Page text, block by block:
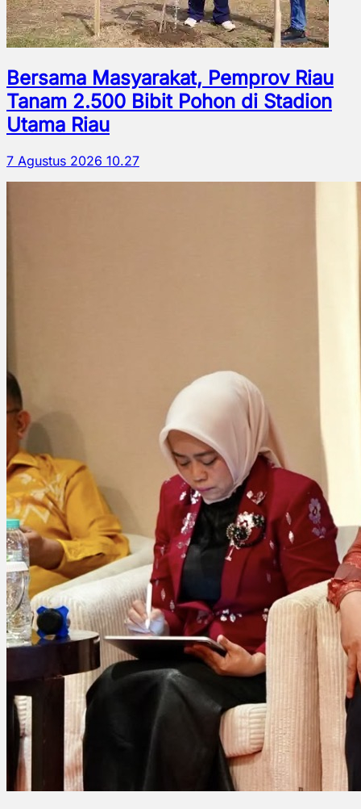
Bersama Masyarakat, Pemprov Riau
Tanam 2.500 Bibit Pohon di Stadion
Utama Riau
7 Agustus 2026 10.27